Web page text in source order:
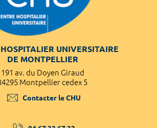
UNIVERSITAIRE
DE MONTPELLIER
191 av. du Doyen Giraud
Montpellier cedex 5
Contacter le CHU